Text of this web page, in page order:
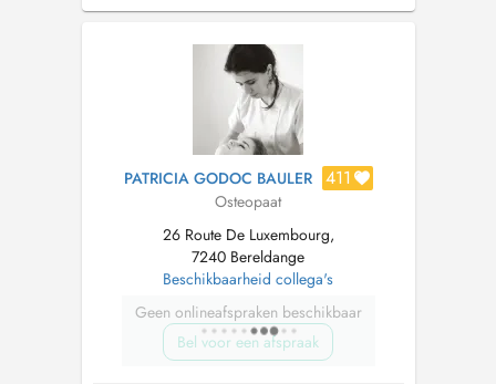
la physiologie du corps. Je traite : Urgences
ostéopathiques (dou...
PATRICIA GODOC BAULER 411
Osteopaat
26 Route De Luxembourg,
7240 Bereldange
Beschikbaarheid collega's
Geen onlineafspraken beschikbaar
Bel voor een afspraak